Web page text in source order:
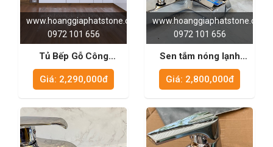
www.hoanggiaphatstone.com
0972 101 656
Tủ Bếp Gỗ Công
Nghiệp MDF Lõi Xanh
Cao Cấp - TB1001
Giá: 2,290,000đ
www.hoanggiaphatstone.com
0972 101 656
Sen tắm nóng lạnh
SC680311
Giá: 2,800,000đ